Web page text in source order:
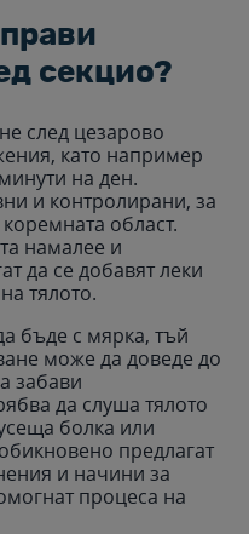
секцио?
след цезарово
като например
на ден.
и контролирани, за
област.
намалее и
да се добавят леки
тялото.
бъде с мярка, тъй
може да доведе до
забави
да слуша тялото
болка или
предлагат
и начини за
процеса на